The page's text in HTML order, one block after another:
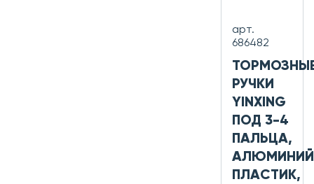
арт.
686482
РУЧКИ
YINXING
ПОД 3-4
ПАЛЬЦА,
ПЛАСТИК,